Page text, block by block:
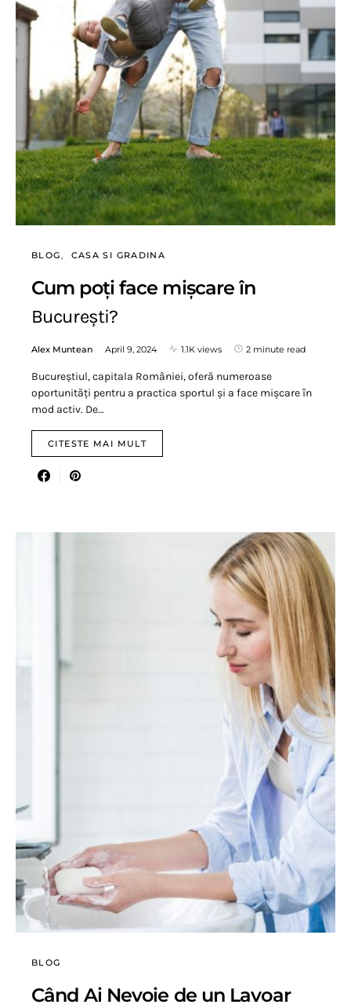
BLOG CASA SI GRADINA
Cum poți face mișcare în
București?
Alex Muntean April 9, 2024 1.1K views 2 minute read
Bucureștiul, capitala României, oferă numeroase
oportunități pentru a practica sportul și a face mișcare în
mod activ. De…
CITESTE MAI MULT
BLOG
Când Ai Nevoie de un Lavoar